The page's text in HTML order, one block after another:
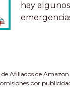
hay
Afiliados de
por